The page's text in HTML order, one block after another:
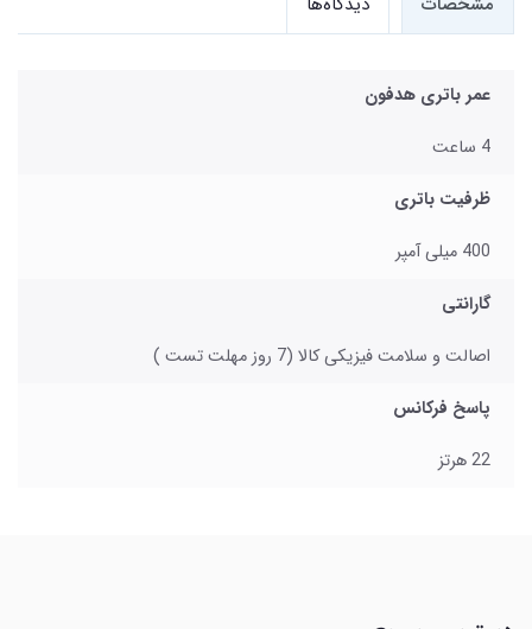
عمر باتری هدفون
4 ساعت
ظرفیت باتری
400 میلی آمپر
گارانتی
اصالت و سلامت فیزیکی کالا (7 روز مهلت تست )
پاسخ فرکانس
22 هرتز